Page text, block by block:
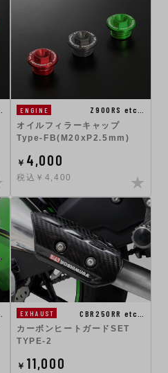
ENGINE
Z900RS etc…
オイルフィラーキャップ
Type-FB(M20xP2.5mm)
￥ 4,000
税込￥4,400
EXHAUST
CBR250RR etc…
カーボンヒートガードSET
TYPE-2
￥ 11,000